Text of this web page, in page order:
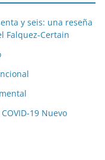
y seis: una reseña
Falquez-Certain
19 Nuevo